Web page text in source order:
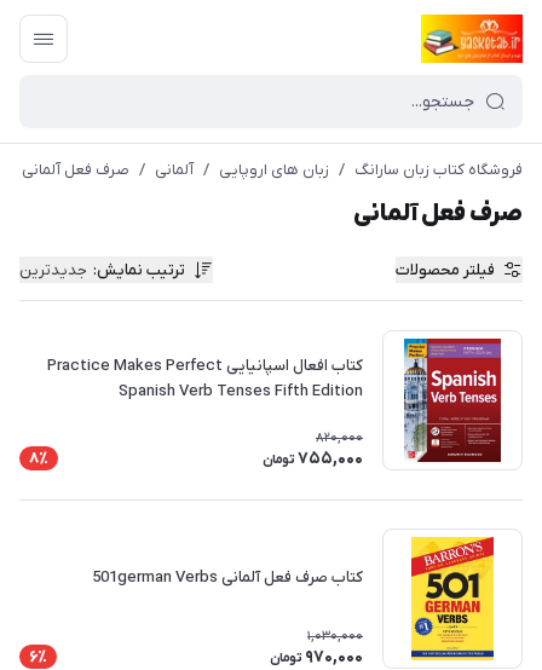
فروشگاه کتاب زبان سارانگ / زبان های اروپایی / آلمانی / صرف فعل آلمانی
صرف فعل آلمانی
فیلتر محصولات ترتیب نمایش: جدیدترین
کتاب افعال اسپانیایی Practice Makes Perfect
Spanish Verb Tenses Fifth Edition
820,000
755,000 تومان 8٪
کتاب صرف فعل آلمانی 501german Verbs
1,030,000
970,000 تومان 6٪